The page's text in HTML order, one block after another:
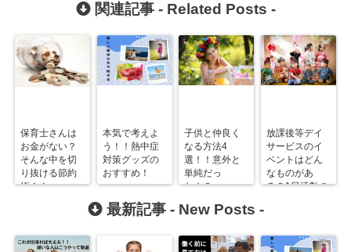
関連記事 - Related Posts -
保育士さんは
お金がない？
そんな中を切
り抜ける節約
術！！
本気で考えよ
う！！熱中症
対策グッズの
おすすめ！
子供と仲良く
なる方法4
選！！意外と
単純だっ
た！？
放課後等デイ
サービスのイ
ベントはどん
なものがあ
る？1日活動の
最新記事 - New Posts -